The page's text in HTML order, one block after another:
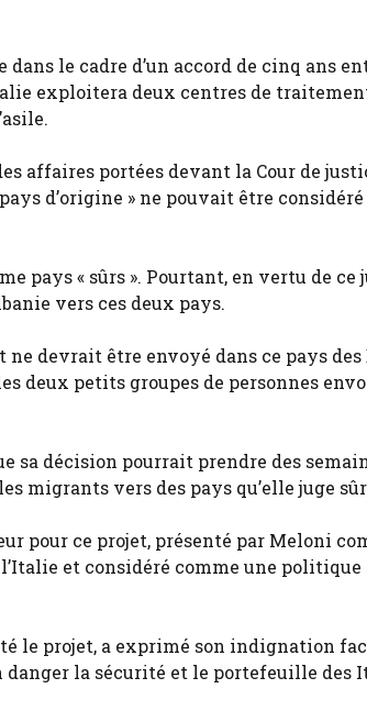
le cadre d’un accord de cinq ans
exploitera deux centres de
affaires portées devant la Cour de
d’origine » ne pouvait être
pays « sûrs ». Pourtant, en vertu de ce
vers ces deux pays.
devrait être envoyé dans ce pays des
deux petits groupes de personnes
sa décision pourrait prendre des
migrants vers des pays qu’elle juge
pour ce projet, présenté par Meloni
et considéré comme une
le projet, a exprimé son indignation
la sécurité et le portefeuille des